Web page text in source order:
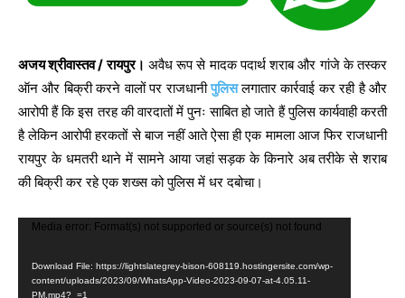
अजय श्रीवास्तव / रायपुर। अवैध रूप से मादक पदार्थ शराब और गांजे के तस्कर
ऑन और बिक्री करने वालों पर राजधानीपुलिसलगातार कार्रवाई कर रही है और
आरोपी हैं कि इस तरह की वारदातों में पुनः साबित हो जाते हैं पुलिस कार्यवाही करती
है लेकिन आरोपी हरकतों से बाज नहीं आते ऐसा ही एक मामला आज फिर राजधानी
रायपुर के धमतरी थाने में सामने आया जहां सड़क के किनारे अब तरीके से शराब
की बिक्री कर रहे एक शख्स को पुलिस में धर दबोचा।
Media error: Format(s) not supported or source(s) not found
Download File: https://lightslategrey-bison-608119.hostingersite.com/wp-
content/uploads/2023/09/WhatsApp-Video-2023-09-07-at-4.05.11-
PM.mp4?_=1